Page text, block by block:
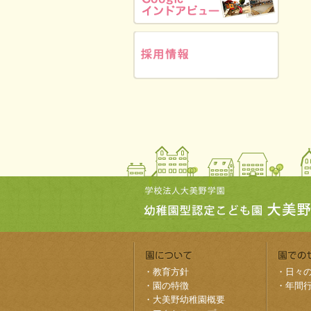
・ 教育方針
・ 園の特徴
・ 大美野幼稚園概要
・ 日々
・ 年間